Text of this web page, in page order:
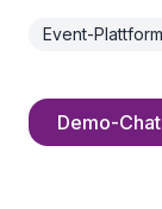
Event-
Demo-